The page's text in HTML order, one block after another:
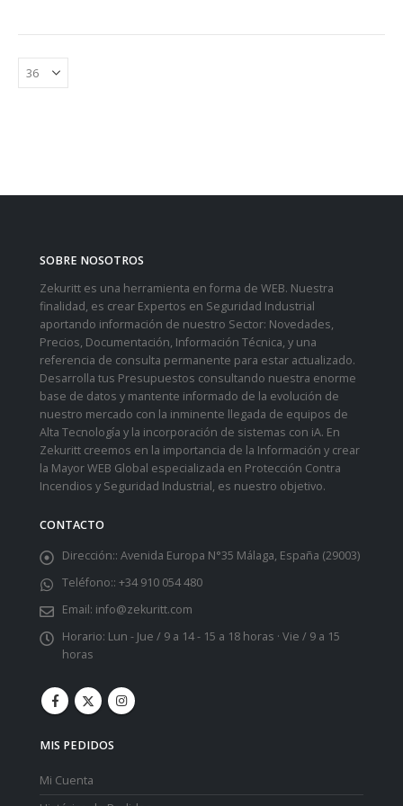
SOBRE NOSOTROS
Zekuritt es una herramienta en forma de WEB. Nuestra
finalidad, es crear Expertos en Seguridad Industrial
aportando información de nuestro Sector: Novedades,
Precios, Documentación, Información Técnica, y una
referencia de consulta permanente para estar actualizado.
Desarrolla tus Presupuestos consultando nuestra enorme
base de datos y mantente informado de la evolución de
nuestro mercado con la inminente llegada de equipos de
Alta Tecnología y la incorporación de sistemas con iA. En
Zekuritt creemos en la importancia de la Información y crear
la Mayor WEB Global especializada en Protección Contra
Incendios y Seguridad Industrial, es nuestro objetivo.
CONTACTO
Dirección:: Avenida Europa N°35 Málaga, España (29003)
Teléfono:: +34 910 054 480
Email: info@zekuritt.com
Horario: Lun - Jue / 9 a 14 - 15 a 18 horas · Vie / 9 a 15
horas
MIS PEDIDOS
Mi Cuenta